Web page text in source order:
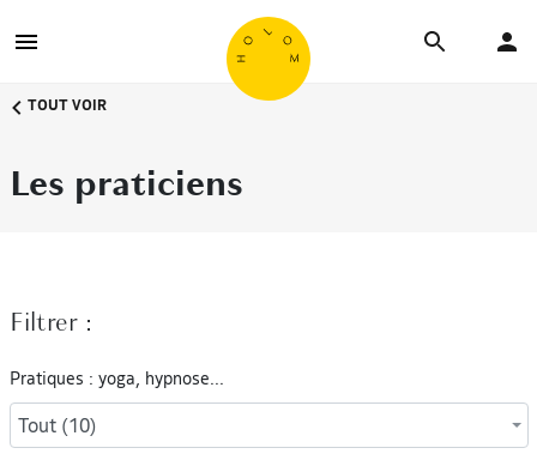
TOUT VOIR
Les praticiens
Filtrer :
Pratiques : yoga, hypnose...
Tout (10)